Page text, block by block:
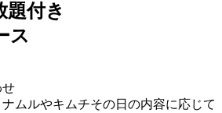
題付き
ス
せ
ムルやキムチその日の内容に応じて